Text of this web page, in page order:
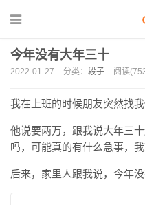
今年没有大年三十
2022-01-27 分类： 段子 阅读
我在上班的时候朋友突然找我
他说要两万，跟我说大年三
吗，可能真的有什么急事，我
后来，家里人跟我说，今年